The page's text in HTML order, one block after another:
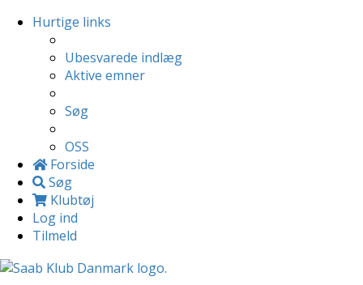
Hurtige links
Ubesvarede indlæg
Aktive emner
Søg
OSS
Forside
Søg
Klubtøj
Log ind
Tilmeld